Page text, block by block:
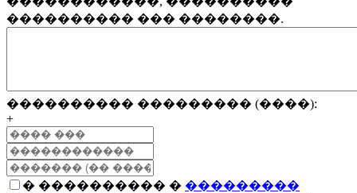
���������� ��� ��������.
���������� ��������� (����):
+
� ���������� � ���������